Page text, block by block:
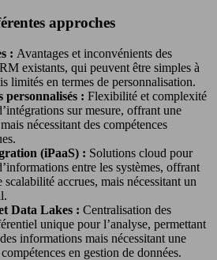
approches
: Avantages et inconvénients des
existants, qui peuvent être simples à
limités en termes de personnalisation.
personnalisés : Flexibilité et complexité
sur mesure, offrant une
nécessitant des compétences
(iPaaS) : Solutions cloud pour
entre les systèmes, offrant
accrues, mais nécessitant un
Data Lakes : Centralisation des
unique pour l’analyse, permettant
informations mais nécessitant une
en gestion de données.